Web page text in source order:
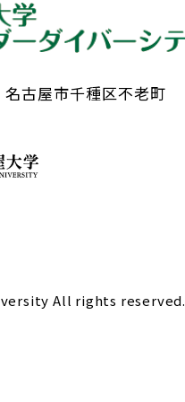
古屋市千種区不老町
All rights reserved.